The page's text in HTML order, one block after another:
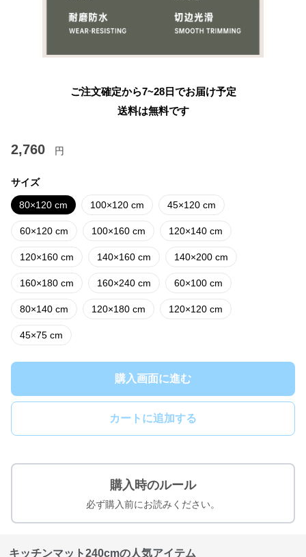
ご注文確定から7~28日でお届け予定
送料は無料です
2,760 円
サイズ
80×120 cm 100×120 cm 45×120 cm
60×120 cm 100×160 cm 120×140 cm
120×160 cm 140×160 cm 140×200 cm
160×180 cm 160×240 cm 60×100 cm
80×140 cm 120×180 cm 120×120 cm
45×75 cm
購入画面に進む
カートに追加する
購入時のルール
必ず購入前にお読みください。
キッチンマット240cmの人気アイテム